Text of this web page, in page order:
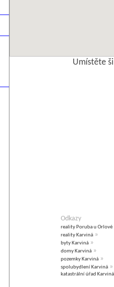
Umístěte
Odkazy
reality Poruba u Orlové
reality Karviná »
byty Karviná »
domy Karviná »
pozemky Karviná »
spolubydlení Karviná »
katastrální úřad Karviná